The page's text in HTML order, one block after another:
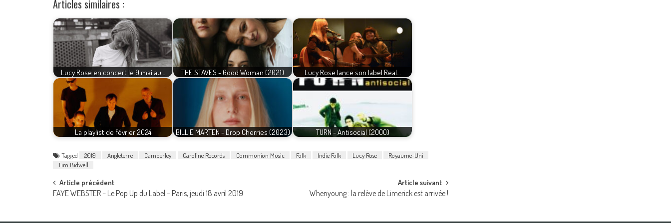
Articles similaires :
Lucy Rose en concert le 9 mai au… THE STAVES - Good Woman (2021) Lucy Rose lance son label Real…
La playlist de février 2024 BILLIE MARTEN - Drop Cherries (2023) TURN - Antisocial (2000)
Tagged 2019 Angleterre Camberley Caroline Records Communion Music Folk Indie Folk Lucy Rose
Royaume-Uni
Tim Bidwell
Post
Article précédent
FAYE WEBSTER – Le Pop Up du Label – Paris, jeudi 18 avril 2019
Article suivant
Whenyoung : la relève de Limerick est arrivée !